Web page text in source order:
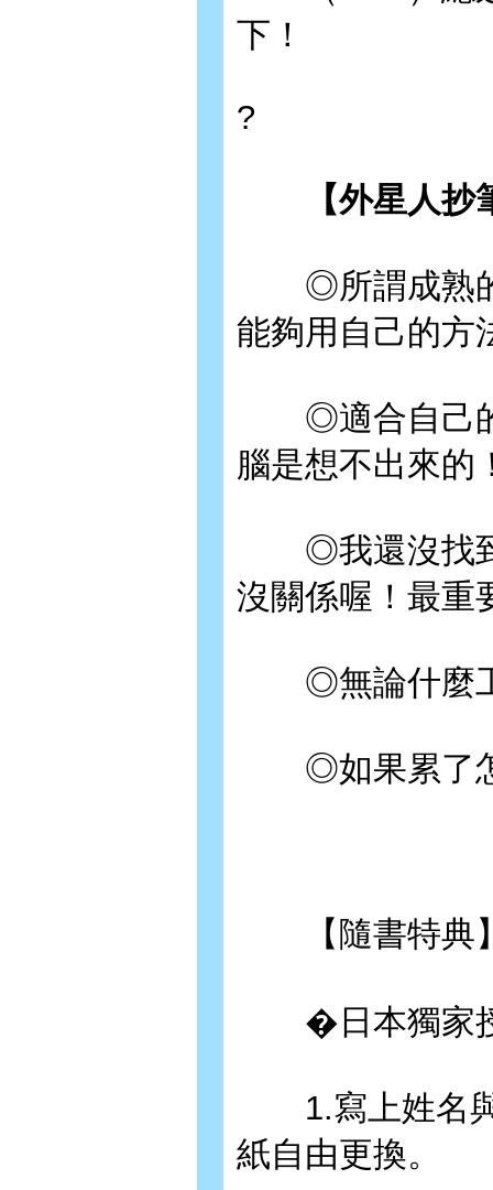
下！
?
【外星人抄筆
◎所謂成熟的
能夠用自己的方
◎適合自己的
腦是想不出來的
◎我還沒找到
沒關係喔！最重
◎無論什麼工
◎如果累了怎
【隨書特典】
�日本獨家授
1.寫上姓名與
紙自由更換。